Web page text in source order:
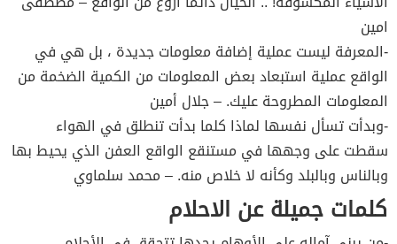
امين
-المعرفة ليست عملية إضافة معلومات جديدة ، بل هي في
الواقع عملية استبعاد بعض المعلومات من الكمية الضخمة من
المعلومات المطروحة عليك. – جلال أمين
-وبدأت تسأل نفسها لماذا كلما بدأت تنطلق في الهواء
سقطت على وجهها في مستنقع الواقع العفن الذي يحيط بها
وبالناس وبالبلد وكأنه لا خلاص منه. – محمد سلماوي
كلمات جميلة عن الاحلام